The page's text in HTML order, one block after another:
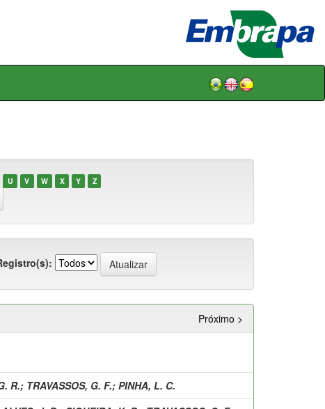
U V W X Y Z
Próximo >
R.; TRAVASSOS, G. F.; PINHA, L. C.